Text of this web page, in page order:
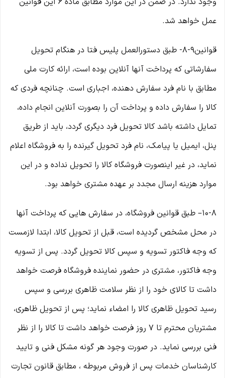
عمل خواهد شد.
قوانین۹-۸- طبق دستورالعمل پلیس فتا در هنگام تحویل
سفارشاتی که پرداخت آنها آنلاین بوده است، ارائه کارت ملی
مطابق با نام فرد سفارش دهنده، اجباری است. چنانچه فردی که
کالا را سفارش داده و پرداخت آن را بصورت آنلاین انجام داده،
تمایل داشته باشد کالا تحویل فرد دیگری گردد، باید از طریق
پنل، ایمیل یا پیامک، نام فرد تحویل گیرنده را به فروشگاه اعلام
نماید، در غیر اینصورت فروشگاه کالا را تحویل نداده و در این
موارد هزینه ارسال مجدد بر عهده مشتری خواهد بود.
۱۰-۸– طبق قوانین فروشگاه، در سفارش هایی که پرداخت آنها
در محل مشخص گردیده است، قبل از تحویل کالا، ابتدا لازمست
که وجه فاکتور تسویه و سپس کالا تحویل گردد. پس از تسویه
وجه فاکتور، مشتری در حضور نماینده فروشگاه فرصت خواهد
داشت تا کالای خود را از نظر سلامت ظاهری بررسی و سپس
رسید تحویل ظاهری کالا را امضاء نماید؛ پس از تحویل ظاهری،
مشتریان محترم تا ۷ روز فرصت خواهد داشت تا کالا را از نظر
فنی بررسی نماید. در صورت وجود هر گونه مشکل فنی و تایید
کارشناسان خدمات پس از فروش مربوطه ، مطابق قانون تجارت